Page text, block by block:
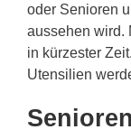
oder Senioren
aussehen wird.
in kürzester
Utensilien